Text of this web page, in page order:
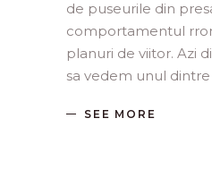
de puseurile din
comportamentul
planuri de viitor. Azi
sa vedem unul dintre
SEE MORE